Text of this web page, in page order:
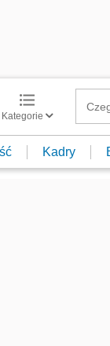
Kategorie
Kadry